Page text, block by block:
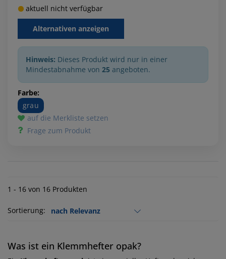
aktuell nicht verfügbar
Alternativen anzeigen
Hinweis: Dieses Produkt wird nur in einer
Mindestabnahme von 25 angeboten.
Farbe:
grau
auf die Merkliste setzen
Frage zum Produkt
1 - 16 von 16 Produkten
Sortierung:
Was ist ein Klemmhefter opak?